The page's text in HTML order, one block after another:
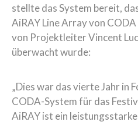
stellte das System bereit,
AiRAY Line Array von
von Projektleiter Vincent
überwacht wurde:
„Dies war das vierte Jahr in
CODA-System für das
AiRAY ist ein